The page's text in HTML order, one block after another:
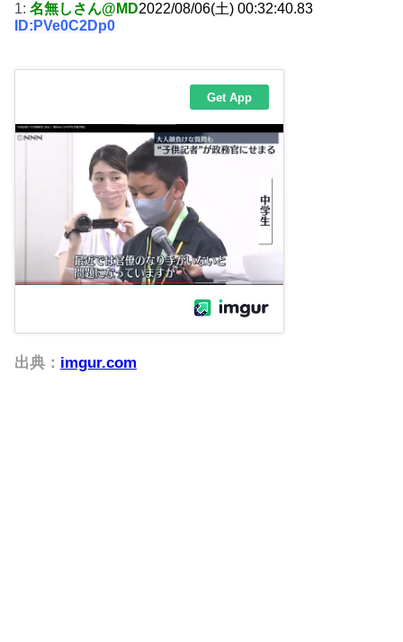
1: 名無しさん@MD2022/08/06(土) 00:32:40.83
ID:PVe0C2Dp0
出典： imgur.com